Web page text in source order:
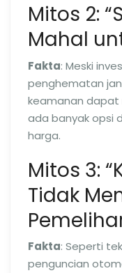
Mitos 2:
Mahal
Fakta: Meski
penghematan
keamanan dapat
ada banyak opsi
harga.
Mitos 3:
Tidak
Fakta: Seperti
penguncian